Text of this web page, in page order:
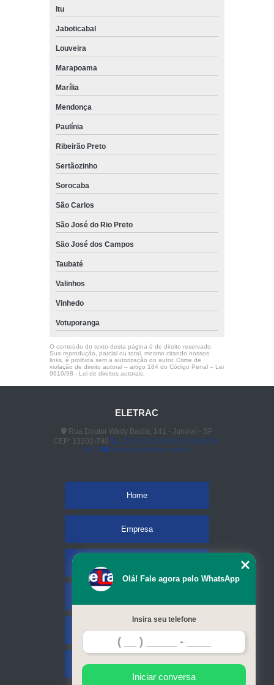
Itu
Jaboticabal
Louveira
Marapoama
Marília
Mendonça
Paulínia
Ribeirão Preto
Sertãozinho
Sorocaba
São Carlos
São José do Rio Preto
São José dos Campos
Taubaté
Valinhos
Vinhedo
Votuporanga
O conteúdo do texto desta página é de direito reservado.
Sua reprodução, parcial ou total, mesmo citando nossos
links, é proibida sem a autorização do autor. Crime de
violação de direito autoral – artigo 184 do Código Penal – Lei
9610/98 - Lei de direitos autorais.
ELETRAC
Rua Doutor Wady Badra, 141 - Jundiaí - SP
CEP: 13202-790
(11) 4523-3890
(11) 96848-
0413
vendas@eletrac.com.br
Home
Empresa
Contato
Mapa do site
Olá! Fale agora pelo WhatsApp
Insira seu telefone
Iniciar conversa